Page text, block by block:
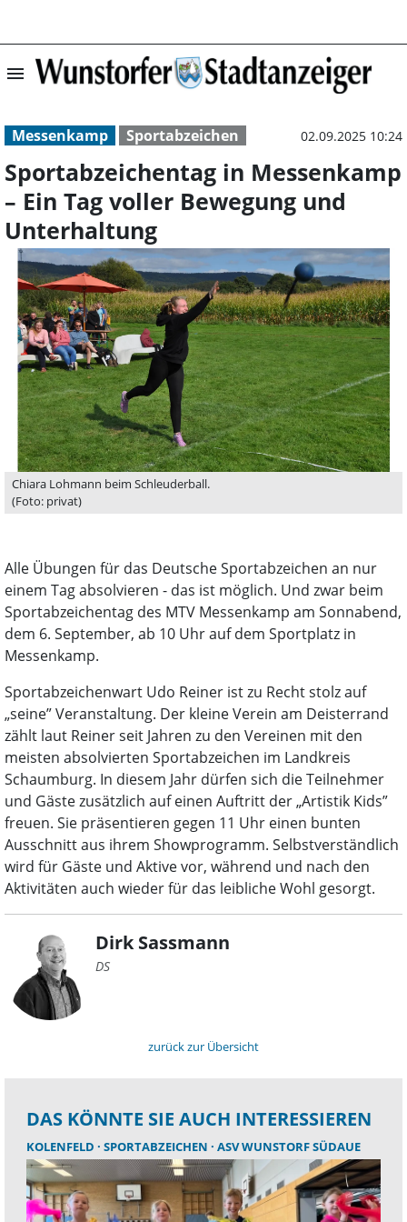
menu
Messenkamp Sportabzeichen 02.09.2025 10:24
Sportabzeichentag in Messenkamp
– Ein Tag voller Bewegung und
Unterhaltung
Chiara Lohmann beim Schleuderball.
(Foto: privat)
Alle Übungen für das Deutsche Sportabzeichen an nur
einem Tag absolvieren - das ist möglich. Und zwar beim
Sportabzeichentag des MTV Messenkamp am Sonnabend,
dem 6. September, ab 10 Uhr auf dem Sportplatz in
Messenkamp.
Sportabzeichenwart Udo Reiner ist zu Recht stolz auf
„seine” Veranstaltung. Der kleine Verein am Deisterrand
zählt laut Reiner seit Jahren zu den Vereinen mit den
meisten absolvierten Sportabzeichen im Landkreis
Schaumburg. In diesem Jahr dürfen sich die Teilnehmer
und Gäste zusätzlich auf einen Auftritt der „Artistik Kids”
freuen. Sie präsentieren gegen 11 Uhr einen bunten
Ausschnitt aus ihrem Showprogramm. Selbstverständlich
wird für Gäste und Aktive vor, während und nach den
Aktivitäten auch wieder für das leibliche Wohl gesorgt.
Dirk Sassmann
DS
zurück zur Übersicht
DAS KÖNNTE SIE AUCH INTERESSIEREN
KOLENFELD SPORTABZEICHEN ASV WUNSTORF SÜDAUE